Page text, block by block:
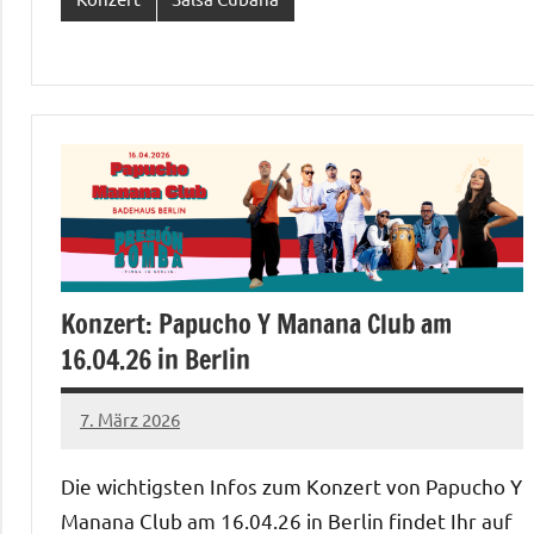
Konzert: Papucho Y Manana Club am
16.04.26 in Berlin
7. März 2026
Salsa-
Redaktion
1 Kommentar
Die wichtigsten Infos zum Konzert von Papucho Y
Manana Club am 16.04.26 in Berlin findet Ihr auf